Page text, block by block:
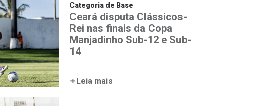
Categoria de Base
Ceará disputa Clássicos-
Rei nas finais da Copa
Manjadinho Sub-12 e Sub-
14
Leia mais